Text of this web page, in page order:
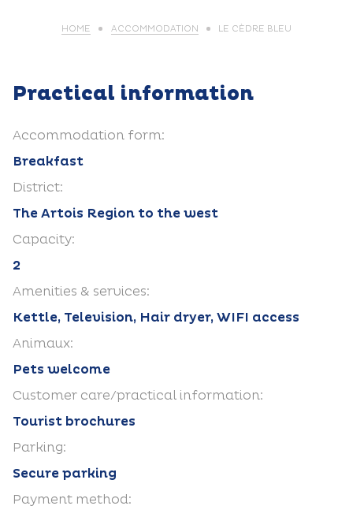
HOME ACCOMMODATION LE CÈDRE BLEU
Practical information
Accommodation form:
Breakfast
District:
The Artois Region to the west
Capacity:
2
Amenities & services:
Kettle, Television, Hair dryer, WIFI access
Animaux:
Pets welcome
Customer care/practical information:
Tourist brochures
Parking:
Secure parking
Payment method: